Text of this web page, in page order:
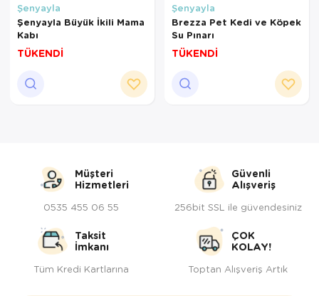
Şenyayla
Şenyayla Büyük İkili Mama
Kabı
TÜKENDİ
Şenyayla
Brezza Pet Kedi ve Köpek
Su Pınarı
TÜKENDİ
Müşteri
Hizmetleri
0535 455 06 55
Güvenli
Alışveriş
256bit SSL ile güvendesiniz
Taksit
İmkanı
Tüm Kredi Kartlarına
ÇOK
KOLAY!
Toptan Alışveriş Artık